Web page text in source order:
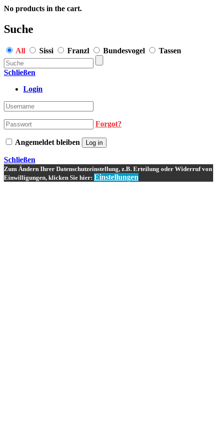
No products in the cart.
Suche
All Sissi Franzl Bundesvogel Tassen
Schließen
Login
Forgot?
Angemeldet bleiben Log in
Schließen
Zum Ändern Ihrer Datenschutzeinstellung, z.B. Erteilung oder Widerruf von
Einwilligungen, klicken Sie hier: Einstellungen